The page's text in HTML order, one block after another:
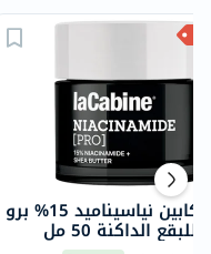
كريم لاكابين نياسيناميد 15% برو
الداكنة 50 مل